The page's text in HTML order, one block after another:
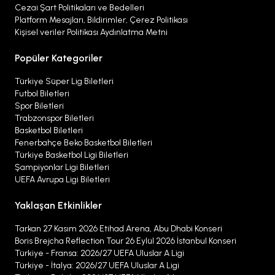
Cezai Şart Politikaları ve Bedelleri
Platform Mesajları, Bildirimler, Çerez Politikası
Kişisel veriler Politikası Aydınlatma Metni
Popüler Kategoriler
Türkiye Süper Lig Biletleri
Futbol Biletleri
Spor Biletleri
Trabzonspor Biletleri
Basketbol Biletleri
Fenerbahçe Beko Basketbol Biletleri
Türkiye Basketbol Ligi Biletleri
Şampiyonlar Ligi Biletleri
UEFA Avrupa Ligi Biletleri
Yaklaşan Etkinlikler
Tarkan 27 Kasım 2026 Etihad Arena, Abu Dhabi Konseri
Boris Brejcha Reflection Tour 26 Eylül 2026 İstanbul Konseri
Türkiye - Fransa: 2026/27 UEFA Uluslar A Ligi
Türkiye - İtalya: 2026/27 UEFA Uluslar A Ligi